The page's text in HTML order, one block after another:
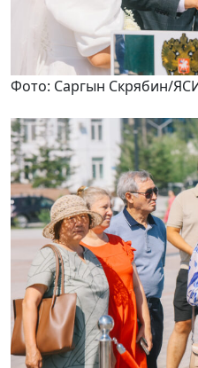
Фото: Саргын Скрябин/